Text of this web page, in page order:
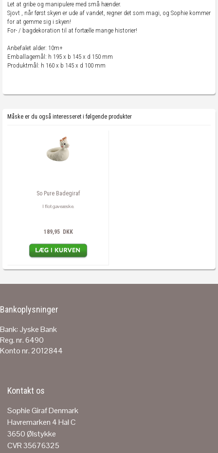
Let at gribe og manipulere med små hænder.
Sjovt , når først skyen er ude af vandet, regner det som magi, og Sophie kommer
for at gemme sig i skyen!
For- / bagdekoration til at fortælle mange historier!
Anbefalet alder: 10m+
Emballagemål: h 195 x b 145 x d 150 mm
Produktmål: h 160 x b 145 x d 100 mm
Måske er du også interesseret i følgende produkter
So Pure Badegiraf
I flot gaveæske.
189,95 DKK
Bankoplysninger
Bank: Jyske Bank
Reg. nr. 6490
Konto nr. 2012844
Kontakt os
Sophie Giraf Denmark
Havremarken 4 Hal C
3650 Ølstykke
CVR 35676325